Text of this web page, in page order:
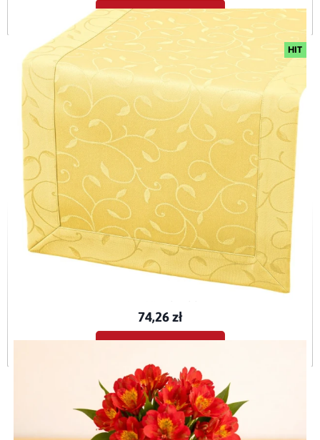
Dodaj do koszyka
HIT
Bieżnik plamoodporny Dafne żółty (3268)
74,26 zł